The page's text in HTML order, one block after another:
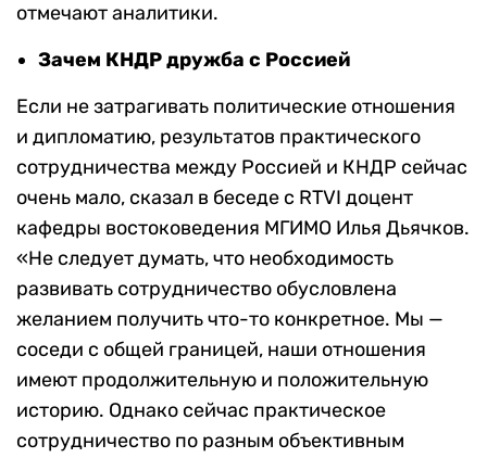
отмечают аналитики.
Зачем КНДР дружба с Россией
Если не затрагивать политические отношения
и дипломатию, результатов практического
сотрудничества между Россией и КНДР сейчас
очень мало, сказал в беседе с RTVI доцент
кафедры востоковедения МГИМО Илья Дьячков.
«Не следует думать, что необходимость
развивать сотрудничество обусловлена
желанием получить что-то конкретное. Мы —
соседи с общей границей, наши отношения
имеют продолжительную и положительную
историю. Однако сейчас практическое
сотрудничество по разным объективным